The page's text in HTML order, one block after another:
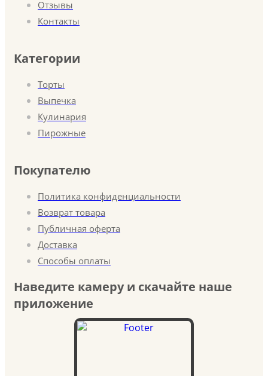
Отзывы
Контакты
Категории
Торты
Выпечка
Кулинария
Пирожные
Покупателю
Политика конфиденциальности
Возврат товара
Публичная оферта
Доставка
Способы оплаты
Наведите камеру и скачайте наше
приложение